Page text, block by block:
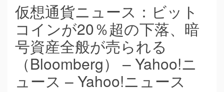
仮想通貨ニュース：ビット
コインが20％超の下落、暗
号資産全般が売られる
（Bloomberg） – Yahoo!ニ
ュース – Yahoo!ニュース